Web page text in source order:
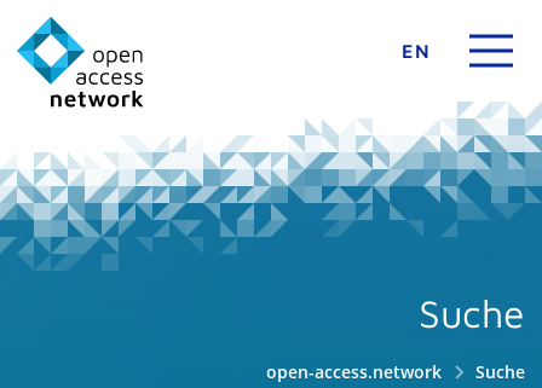
EN
Suche
open-access.network Suche